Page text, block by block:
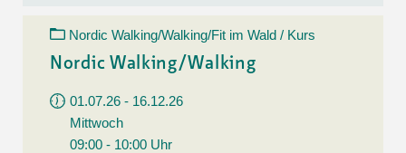
Nordic Walking/Walking/Fit im Wald / Kurs
Nordic Walking/Walking
01.07.26 - 16.12.26
Mittwoch
09:00 - 10:00 Uhr